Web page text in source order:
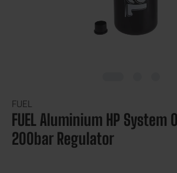
FUEL
FUEL Aluminium HP System
200bar Regulator